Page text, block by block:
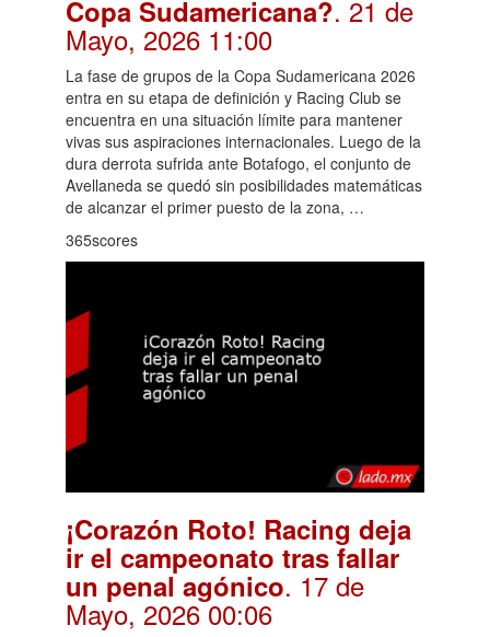
Copa Sudamericana?. 21 de
Mayo, 2026 11:00
La fase de grupos de la Copa Sudamericana 2026
entra en su etapa de definición y Racing Club se
encuentra en una situación límite para mantener
vivas sus aspiraciones internacionales. Luego de la
dura derrota sufrida ante Botafogo, el conjunto de
Avellaneda se quedó sin posibilidades matemáticas
de alcanzar el primer puesto de la zona, …
365scores
¡Corazón Roto! Racing deja
ir el campeonato tras fallar
un penal agónico. 17 de
Mayo, 2026 00:06